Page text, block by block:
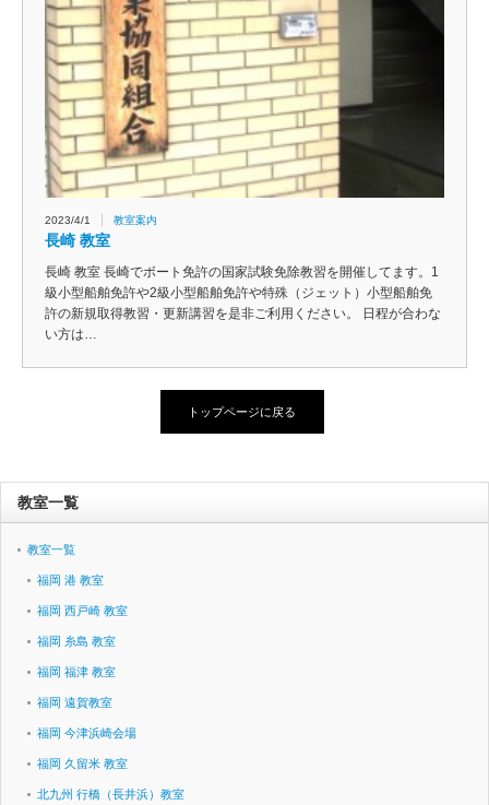
2023/4/1 教室案内
長崎 教室
長崎 教室 長崎でボート免許の国家試験免除教習を開催してます。1
級小型船舶免許や2級小型船舶免許や特殊（ジェット）小型船舶免
許の新規取得教習・更新講習を是非ご利用ください。 日程が合わな
い方は…
トップページに戻る
教室一覧
教室一覧
福岡 港 教室
福岡 西戸崎 教室
福岡 糸島 教室
福岡 福津 教室
福岡 遠賀教室
福岡 今津浜崎会場
福岡 久留米 教室
北九州 行橋（長井浜）教室